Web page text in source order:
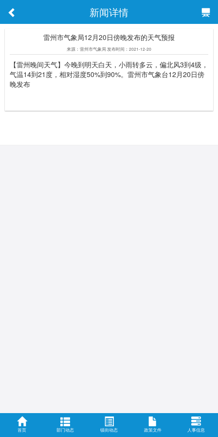
新闻详情
雷州市气象局12月20日傍晚发布的天气预报
来源：雷州市气象局 发布时间：2021-12-20
【雷州晚间天气】今晚到明天白天，小雨转多云，偏北风3到4级，
气温14到21度，相对湿度50%到90%。雷州市气象台12月20日傍
晚发布
首页 部门动态 镇街动态 政策文件 人事信息